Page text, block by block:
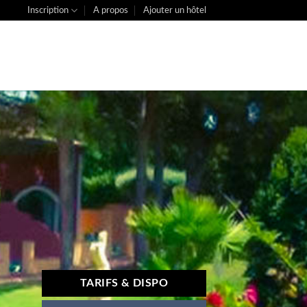
Inscription A propos Ajouter un hôtel
TARIFS & DISPO